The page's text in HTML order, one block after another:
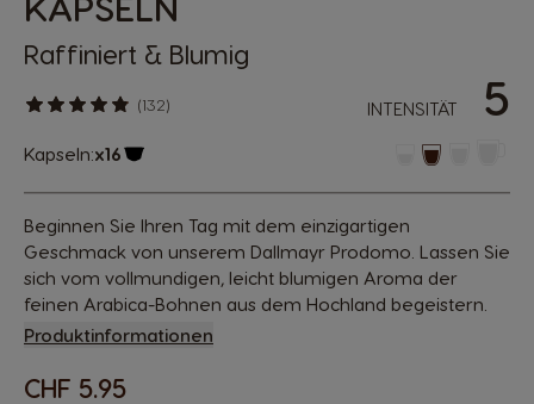
Raffiniert & Blumig
INTENSITÄT 5
(132)
Kapseln:x16
Beginnen Sie Ihren Tag mit dem einzigartigen
Geschmack von unserem Dallmayr Prodomo. Lassen Sie
sich vom vollmundigen, leicht blumigen Aroma der
feinen Arabica-Bohnen aus dem Hochland begeistern.
Produktinformationen
CHF 5.95